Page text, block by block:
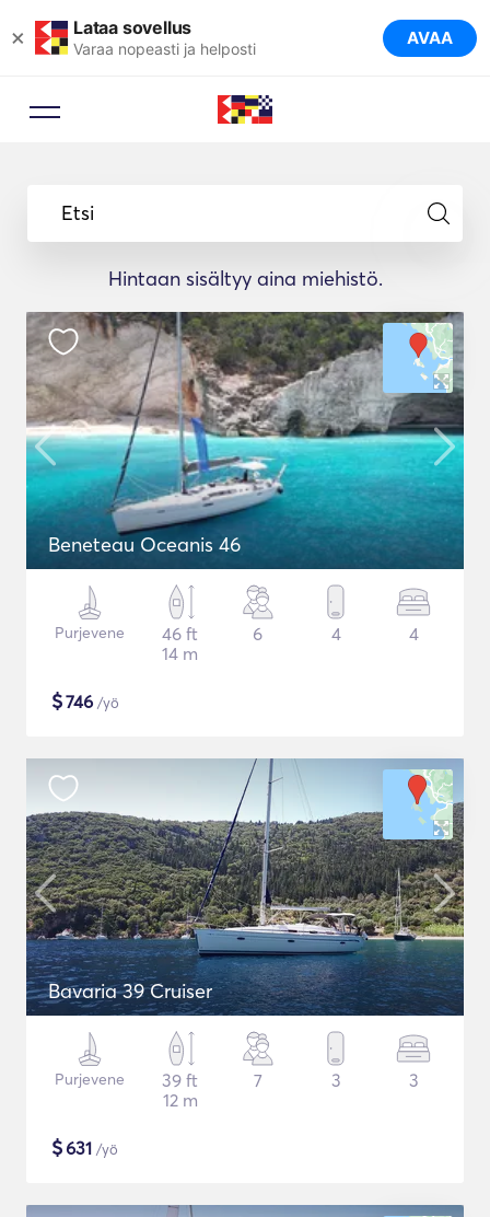
× Lataa sovellus
Varaa nopeasti ja helposti AVAA
Etsi
Hintaan sisältyy aina miehistö.
Beneteau Oceanis 46
Purjevene
46 ft
14 m
6 4 4
$746 /yö
Bavaria 39 Cruiser
Purjevene
39 ft
12 m
7 3 3
$631 /yö